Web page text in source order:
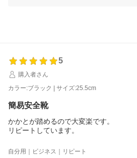
5
購入者さん
カラー:ブラック | サイズ:25.5cm
簡易安全靴
かかとが踏めるので大変楽です。
リピートしています。
自分用｜ビジネス｜リピート